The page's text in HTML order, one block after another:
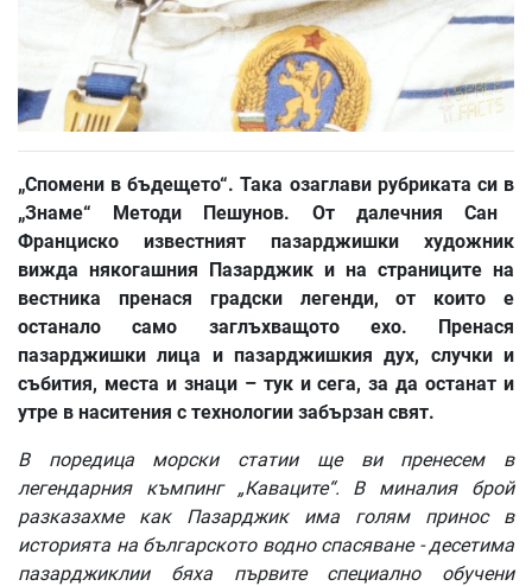
„Спомени в бъдещето“.Така озаглави рубриката си в
„Знаме“ Методи Пешунов. От далечния
Сан
Франциско
известният пазарджишки
художник
вижда някогашния Пазарджик и на страниците на
вестника
пренася градски легенди,от които
е
останало
само заглъхващото ехо. Пренася
пазарджишки лица и пазарджишкия дух, случки и
събития, места и знаци– тук и сега,за да останат и
утре в наситения с технологии забързан свят.
В поредица морски статии ще ви пренесем
в
легендарния
къмпинг„Каваците“. В миналия
брой
разказахме
как Пазарджик има голям принос
в
историята на българското водно спасяване-десетима
пазарджиклии
бяха първите специално
обучени